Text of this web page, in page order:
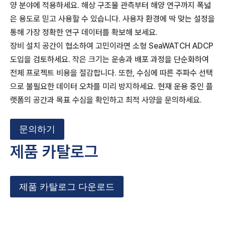
양 분야에 적용하세요. 해상 구조물 관측부터 해양 연구까지 폭넓
은 용도로 믿고 사용할 수 있습니다. 사용자 환경에 딱 맞는 설정을
통해 가장 정확한 연구 데이터를 확보해 보세요.
장비 설치 공간이 협소하여 고민이라면 소형 SeaWATCH ADCP
도입을 검토하세요. 작은 크기는 운송과 배포 과정을 단순화하여
전체 프로젝트 비용을 절감합니다. 또한, 수심에 따른 주파수 선택
으로 불필요한 데이터 오차를 미리 방지하세요. 현재 운용 중인 플
랫폼의 공간과 목표 수심을 확인하고 최적 사양을 문의하세요.
문의하기
제품 카탈로그
제품 카탈로그 다운로드